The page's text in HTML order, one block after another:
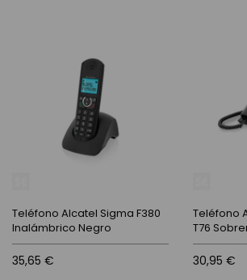
Teléfono Alcatel Sigma F380
Inalámbrico Negro
35,65 €
Teléfono
T76
30,95 €